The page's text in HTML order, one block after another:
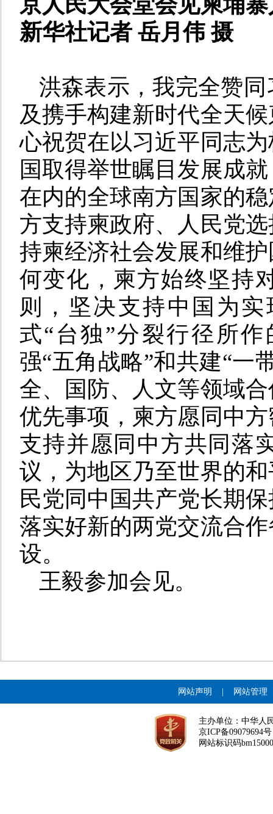
新华社记者 岳月伟 摄
洪森表示，我完全赞
及携手构建新时代全天
心祝贺在以习近平同志
国取得举世瞩目发展成
在内的全球南方国家的
方支持柬政府、人民党
持柬经济社会发展和维
何变化，柬方始终坚持
则，坚决支持中国为
式“台独”分裂行径所
强“五角战略”和共建“一
全、国防、人文等领域
优先事项，柬方愿同中
支持并愿同中方共同落
议，为地区乃至世界的
民党同中国共产党长期
落实好新的两党交流合
设。
王毅参加会见。